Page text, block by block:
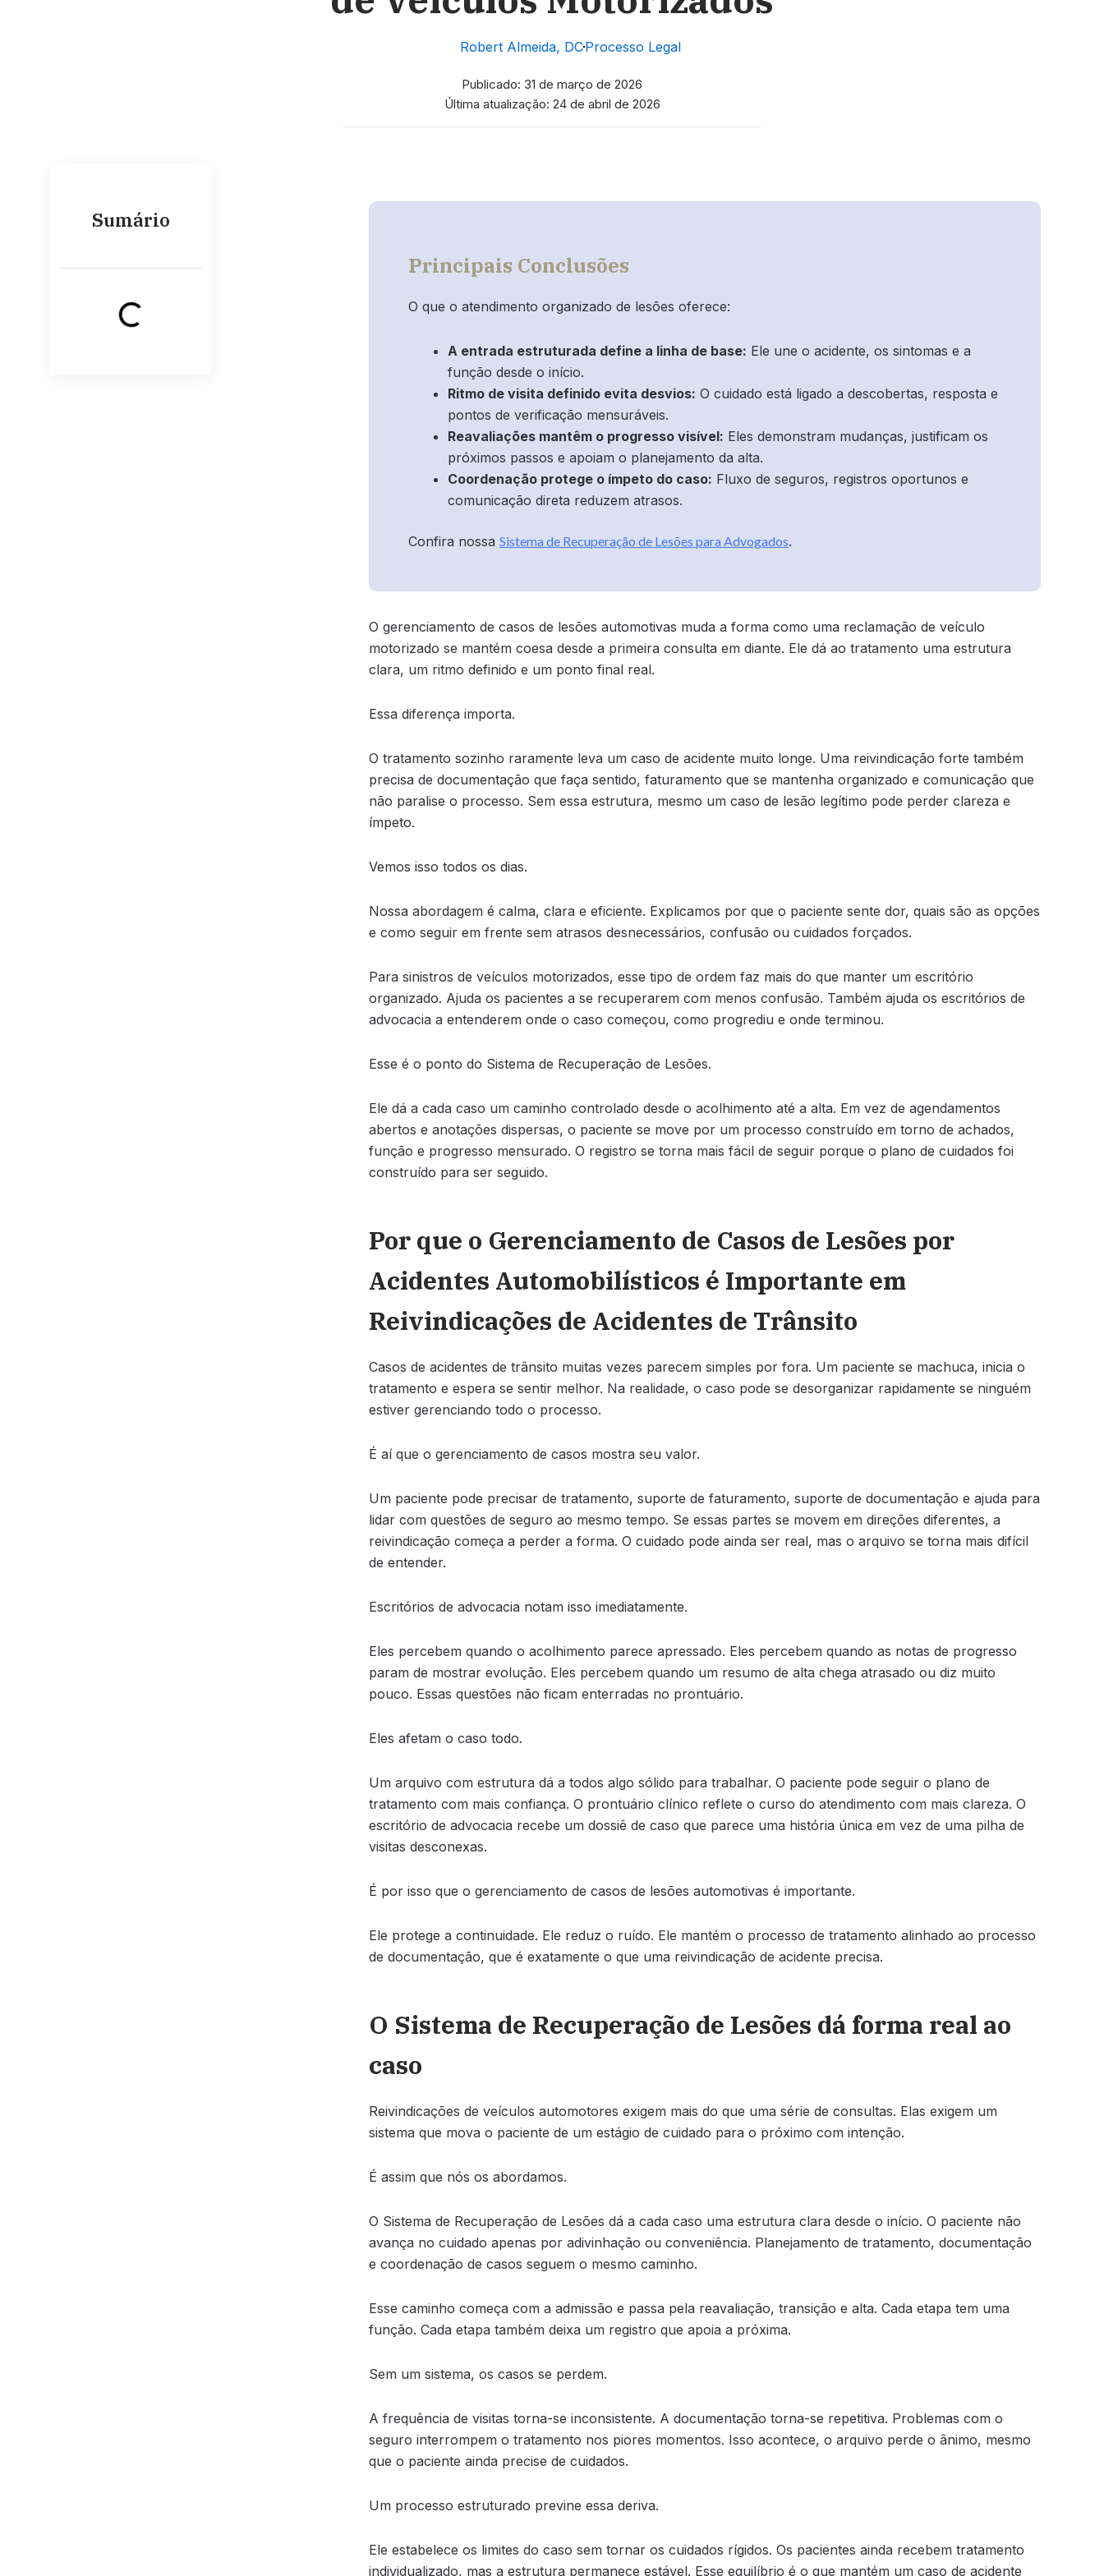
Robert Almeida, DCProcesso Legal
Publicado: 31 de março de 2026
Última atualização: 24 de abril de 2026
Sumário
Principais Conclusões
O que o atendimento organizado de lesões oferece:
A entrada estruturada define a linha de base: Ele une o acidente, os sintomas e a
função desde o início.
Ritmo de visita definido evita desvios: O cuidado está ligado a descobertas, resposta e
pontos de verificação mensuráveis.
Reavaliações mantêm o progresso visível: Eles demonstram mudanças, justificam os
próximos passos e apoiam o planejamento da alta.
Coordenação protege o ímpeto do caso: Fluxo de seguros, registros oportunos e
comunicação direta reduzem atrasos.
Confira nossa Sistema de Recuperação de Lesões para Advogados.
O gerenciamento de casos de lesões automotivas muda a forma como uma reclamação de veículo
motorizado se mantém coesa desde a primeira consulta em diante. Ele dá ao tratamento uma estrutura
clara, um ritmo definido e um ponto final real.
Essa diferença importa.
O tratamento sozinho raramente leva um caso de acidente muito longe. Uma reivindicação forte também
precisa de documentação que faça sentido, faturamento que se mantenha organizado e comunicação que
não paralise o processo. Sem essa estrutura, mesmo um caso de lesão legítimo pode perder clareza e
ímpeto.
Vemos isso todos os dias.
Nossa abordagem é calma, clara e eficiente. Explicamos por que o paciente sente dor, quais são as opções
e como seguir em frente sem atrasos desnecessários, confusão ou cuidados forçados.
Para sinistros de veículos motorizados, esse tipo de ordem faz mais do que manter um escritório
organizado. Ajuda os pacientes a se recuperarem com menos confusão. Também ajuda os escritórios de
advocacia a entenderem onde o caso começou, como progrediu e onde terminou.
Esse é o ponto do Sistema de Recuperação de Lesões.
Ele dá a cada caso um caminho controlado desde o acolhimento até a alta. Em vez de agendamentos
abertos e anotações dispersas, o paciente se move por um processo construído em torno de achados,
função e progresso mensurado. O registro se torna mais fácil de seguir porque o plano de cuidados foi
construído para ser seguido.
Por que o Gerenciamento de Casos de Lesões por
Acidentes Automobilísticos é Importante em
Reivindicações de Acidentes de Trânsito
Casos de acidentes de trânsito muitas vezes parecem simples por fora. Um paciente se machuca, inicia o
tratamento e espera se sentir melhor. Na realidade, o caso pode se desorganizar rapidamente se ninguém
estiver gerenciando todo o processo.
É aí que o gerenciamento de casos mostra seu valor.
Um paciente pode precisar de tratamento, suporte de faturamento, suporte de documentação e ajuda para
lidar com questões de seguro ao mesmo tempo. Se essas partes se movem em direções diferentes, a
reivindicação começa a perder a forma. O cuidado pode ainda ser real, mas o arquivo se torna mais difícil
de entender.
Escritórios de advocacia notam isso imediatamente.
Eles percebem quando o acolhimento parece apressado. Eles percebem quando as notas de progresso
param de mostrar evolução. Eles percebem quando um resumo de alta chega atrasado ou diz muito
pouco. Essas questões não ficam enterradas no prontuário.
Eles afetam o caso todo.
Um arquivo com estrutura dá a todos algo sólido para trabalhar. O paciente pode seguir o plano de
tratamento com mais confiança. O prontuário clínico reflete o curso do atendimento com mais clareza. O
escritório de advocacia recebe um dossiê de caso que parece uma história única em vez de uma pilha de
visitas desconexas.
É por isso que o gerenciamento de casos de lesões automotivas é importante.
Ele protege a continuidade. Ele reduz o ruído. Ele mantém o processo de tratamento alinhado ao processo
de documentação, que é exatamente o que uma reivindicação de acidente precisa.
O Sistema de Recuperação de Lesões dá forma real ao
caso
Reivindicações de veículos automotores exigem mais do que uma série de consultas. Elas exigem um
sistema que mova o paciente de um estágio de cuidado para o próximo com intenção.
É assim que nós os abordamos.
O Sistema de Recuperação de Lesões dá a cada caso uma estrutura clara desde o início. O paciente não
avança no cuidado apenas por adivinhação ou conveniência. Planejamento de tratamento, documentação
e coordenação de casos seguem o mesmo caminho.
Esse caminho começa com a admissão e passa pela reavaliação, transição e alta. Cada etapa tem uma
função. Cada etapa também deixa um registro que apoia a próxima.
Sem um sistema, os casos se perdem.
A frequência de visitas torna-se inconsistente. A documentação torna-se repetitiva. Problemas com o
seguro interrompem o tratamento nos piores momentos. Isso acontece, o arquivo perde o ânimo, mesmo
que o paciente ainda precise de cuidados.
Um processo estruturado previne essa deriva.
Ele estabelece os limites do caso sem tornar os cuidados rígidos. Os pacientes ainda recebem tratamento
individualizado, mas a estrutura permanece estável. Esse equilíbrio é o que mantém um caso de acidente